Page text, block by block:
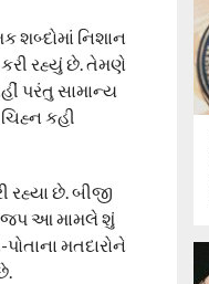
શબ્દોમાં નિશાન
કરી રહ્યું છે. તેમણે
પરંતુ સામાન્ય
કહી
રહ્યા છે. બીજી
આ મામલે શું
મતદારોને